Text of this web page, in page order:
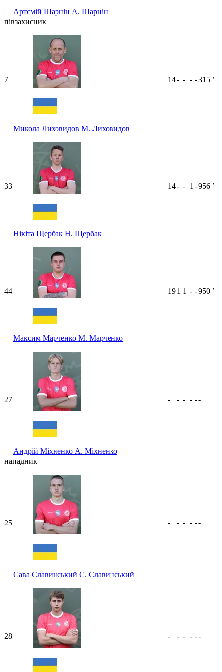
Артємій Шарнін А. Шарнін
півзахисник
7
Микола Лиховидов М. Лиховидов
14- - - -315 ʼ
33
Нікіта Щербак Н. Щербак
14- - 1 -956 ʼ
44
Максим Марченко М. Марченко
191 1 - -950 ʼ
27
Андрій Міхненко А. Міхненко
- - - - --
нападник
25
Сава Славинський С. Славинський
- - - - --
28 - - - - --